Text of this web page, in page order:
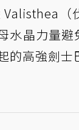
Valisthea
水晶力量
的高強劍